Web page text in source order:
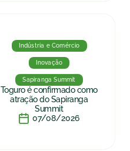
Indústria e Comércio
Inovação
Sapiranga Summit
Toguro é confirmado como
atração do Sapiranga
Summit
07/08/2026